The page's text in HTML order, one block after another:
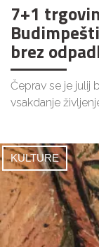
7+1
brez
Čeprav se je julij
vsakdanje
KULTURE